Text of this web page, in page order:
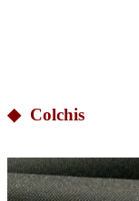
◆ Colchis